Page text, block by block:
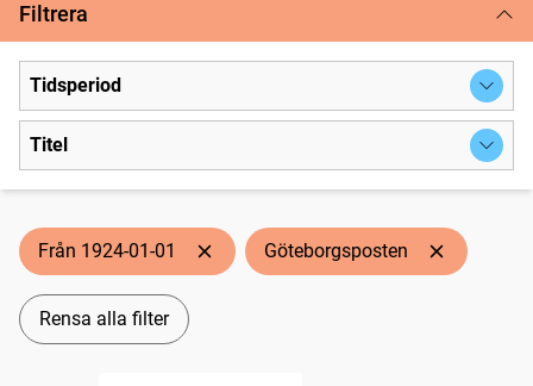
Filtrera
Tidsperiod
Titel
Från 1924-01-01 Göteborgsposten
Rensa alla filter